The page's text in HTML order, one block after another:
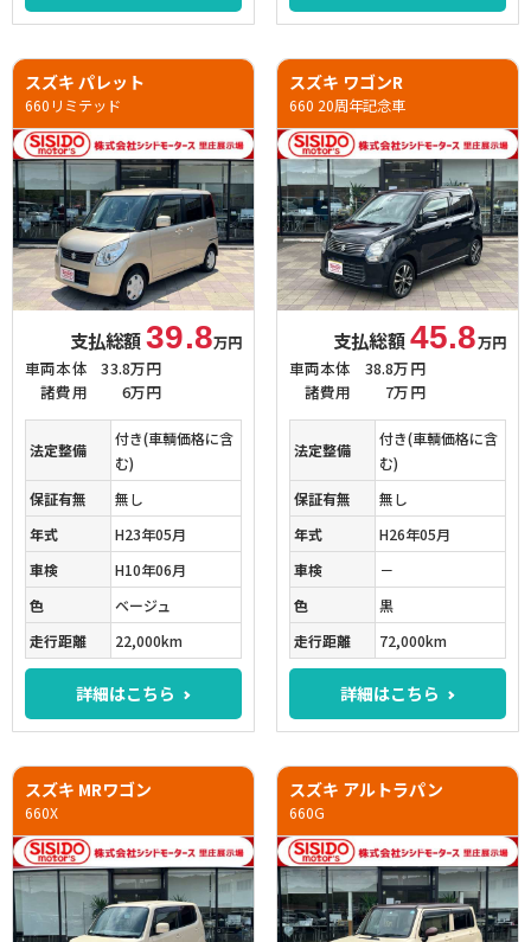
スズキ パレット
660リミテッド
支払総額39.8万円
車両本体
33.8万円
諸費用
6万円
法定整備
付き(車輌価格に含
む)
保証有無
無し
年式
H23年05月
車検
H10年06月
色
ベージュ
走行距離
22,000km
詳細はこちら
スズキ ワゴンR
660 20周年記念車
支払総額45.8万円
車両本体
38.8万円
諸費用
7万円
法定整備
付き(車輌価格に含
む)
保証有無
無し
年式
H26年05月
車検
－
色
黒
走行距離
72,000km
詳細はこちら
スズキ MRワゴン
660X
スズキ アルトラパン
660G